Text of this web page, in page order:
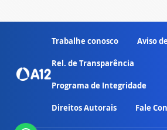
Trabalhe conosco Aviso
Rel. de Transparência
Programa de Integridade
Direitos Autorais Fale